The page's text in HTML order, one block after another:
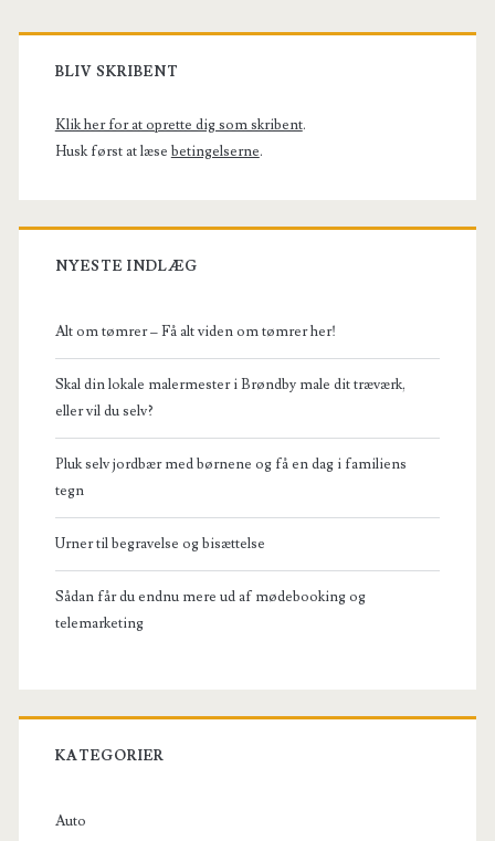
Primary
Sidebar
BLIV SKRIBENT
Klik her for at oprette dig som skribent.
Husk først at læse betingelserne.
NYESTE INDLÆG
Alt om tømrer – Få alt viden om tømrer her!
Skal din lokale malermester i Brøndby male dit træværk,
eller vil du selv?
Pluk selv jordbær med børnene og få en dag i familiens
tegn
Urner til begravelse og bisættelse
Sådan får du endnu mere ud af mødebooking og
telemarketing
KATEGORIER
Auto